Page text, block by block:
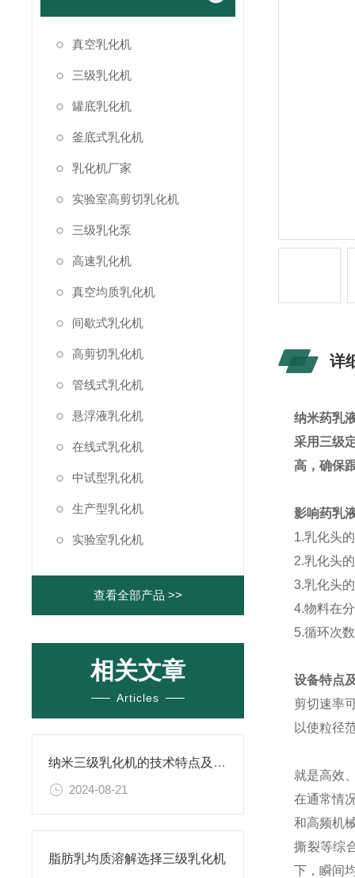
真空乳化机
三级乳化机
罐底乳化机
釜底式乳化机
乳化机厂家
实验室高剪切乳化机
三级乳化泵
高速乳化机
真空均质乳化机
间歇式乳化机
高剪切乳化机
管线式乳化机
悬浮液乳化机
在线式乳化机
中试型乳化机
生产型乳化机
实验室乳化机
查看全部产品 >>
相关文章
Articles
纳米三级乳化机的技术特点及应用介绍
2024-08-21
脂肪乳均质溶解选择三级乳化机
详
纳米药乳
采用三级
高，确保
影响药乳
1.乳化头
2.乳化头
3.乳化头
4.物料在
5.循环次
设备特点
剪切速率
以使粒径
就是高效
在通常情
和高频机
撕裂等综
下，瞬间